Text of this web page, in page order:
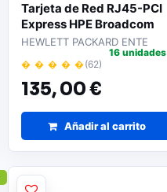
Tarjeta de Red RJ45-PCI
Express HPE Broadcom
BCM5719 P51178-B21/
HEWLETT PACKARD ENTE
� � � � �(62)
135,00 €
16 unidades
Añadir al carrito